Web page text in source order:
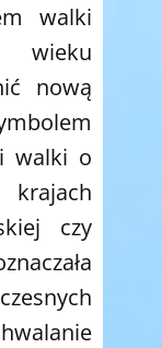
walki
wieku
nową
walki o
krajach
czy